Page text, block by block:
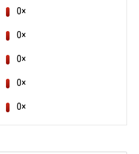
0×
0×
0×
0×
0×